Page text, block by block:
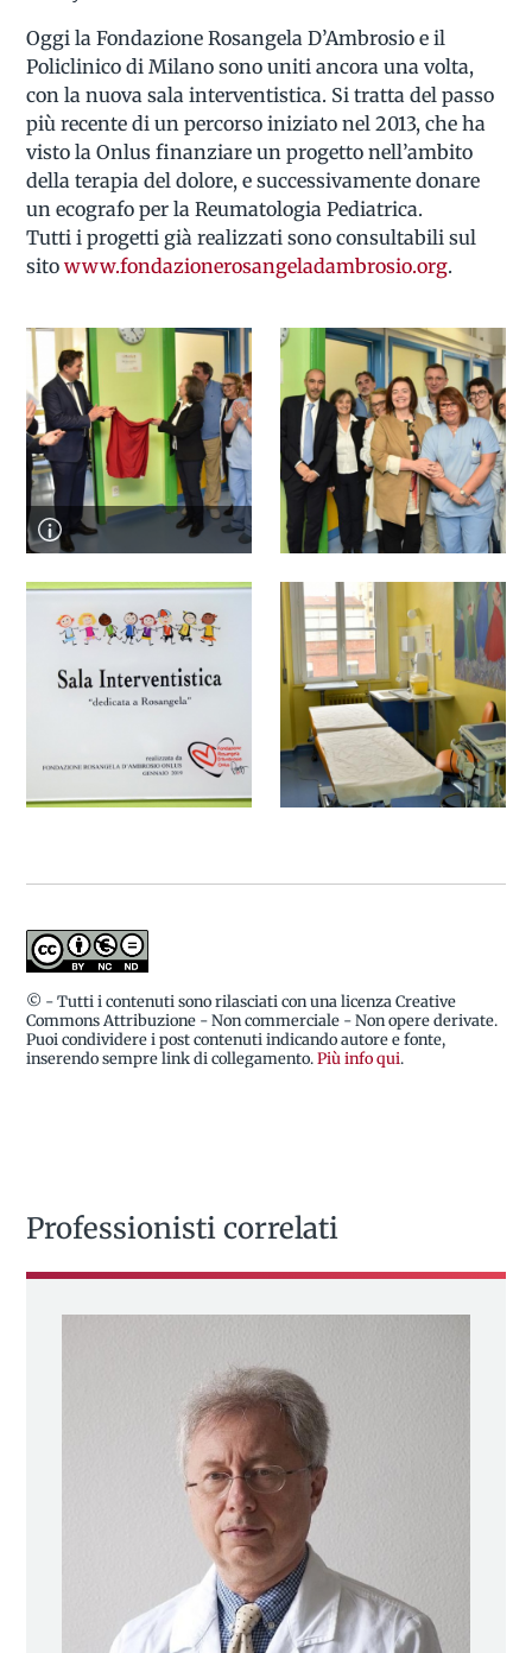
Oggi la Fondazione Rosangela D’Ambrosio e il
Policlinico di Milano sono uniti ancora una volta,
con la nuova sala interventistica. Si tratta del passo
più recente di un percorso iniziato nel 2013, che ha
visto la Onlus finanziare un progetto nell’ambito
della terapia del dolore, e successivamente donare
un ecografo per la Reumatologia Pediatrica.
Tutti i progetti già realizzati sono consultabili sul
sitowww.fondazionerosangeladambrosio.org.
(Direttore Pediatria Media
Intensità di Cura), Ezio
Belleri (Direttore Generale),
Marco Giachetti
D'Ambrosio e l'équipe della
Pediatria
© - Tutti i contenuti sono rilasciati con una licenza Creative
Commons Attribuzione - Non commerciale - Non opere derivate.
Puoi condividere i post contenuti indicando autore e fonte,
inserendo sempre link di collegamento.Più info qui.
Professionisti correlati